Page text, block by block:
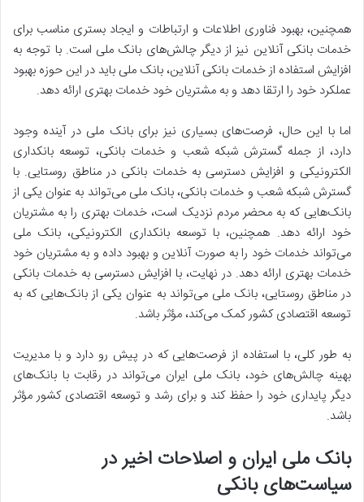
همچنین، بهبود فناوری اطلاعات و ارتباطات و ایجاد بستری مناسب برای
خدمات بانکی آنلاین نیز از دیگر چالش‌های بانک ملی است. با توجه به
افزایش استفاده از خدمات بانکی آنلاین، بانک ملی باید در این حوزه بهبود
عملکرد خود را ارتقا دهد و به مشتریان خود خدمات بهتری ارائه دهد.
اما با این حال، فرصت‌های بسیاری نیز برای بانک ملی در آینده وجود
دارد، از جمله گسترش شبکه شعب و خدمات بانکی، توسعه بانکداری
الکترونیکی و افزایش دسترسی به خدمات بانکی در مناطق روستایی. با
گسترش شبکه شعب و خدمات بانکی، بانک ملی می‌تواند به عنوان یکی از
بانک‌هایی که به محضر مردم نزدیک است، خدمات بهتری را به مشتریان
خود ارائه دهد. همچنین، با توسعه بانکداری الکترونیکی، بانک ملی
می‌تواند خدمات خود را به صورت آنلاین و بهبود داده و به مشتریان خود
خدمات بهتری ارائه دهد. در نهایت، با افزایش دسترسی به خدمات بانکی
در مناطق روستایی، بانک ملی می‌تواند به عنوان یکی از بانک‌هایی که به
توسعه اقتصادی کشور کمک می‌کند، مؤثر باشد.
به طور کلی، با استفاده از فرصت‌هایی که در پیش رو دارد و با مدیریت
بهینه چالش‌های خود، بانک ملی ایران می‌تواند در رقابت با بانک‌های
دیگر پایداری خود را حفظ کند و برای رشد و توسعه اقتصادی کشور مؤثر
باشد.
بانک ملی ایران و اصلاحات اخیر در
سیاست‌های بانکی